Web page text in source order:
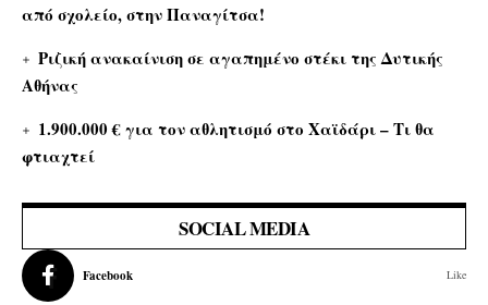
από σχολείο, στην Παναγίτσα!
Ριζική ανακαίνιση σε αγαπημένο στέκι της Δυτικής
Αθήνας
1.900.000 € για τον αθλητισμό στο Χαϊδάρι – Τι θα
φτιαχτεί
SOCIAL MEDIA
Facebook Like